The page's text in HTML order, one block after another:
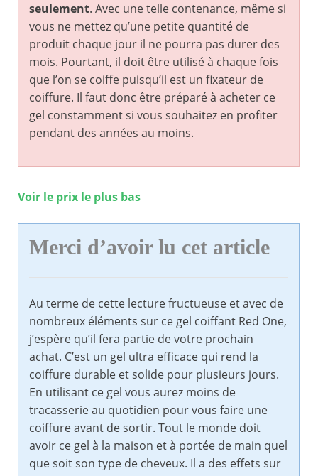
seulement. Avec une telle contenance, même si
vous ne mettez qu’une petite quantité de
produit chaque jour il ne pourra pas durer des
mois. Pourtant, il doit être utilisé à chaque fois
que l’on se coiffe puisqu’il est un fixateur de
coiffure. Il faut donc être préparé à acheter ce
gel constamment si vous souhaitez en profiter
pendant des années au moins.
Voir le prix le plus bas
Merci d’avoir lu cet article
Au terme de cette lecture fructueuse et avec de
nombreux éléments sur ce gel coiffant Red One,
j’espère qu’il fera partie de votre prochain
achat. C’est un gel ultra efficace qui rend la
coiffure durable et solide pour plusieurs jours.
En utilisant ce gel vous aurez moins de
tracasserie au quotidien pour vous faire une
coiffure avant de sortir. Tout le monde doit
avoir ce gel à la maison et à portée de main quel
que soit son type de cheveux. Il a des effets sur